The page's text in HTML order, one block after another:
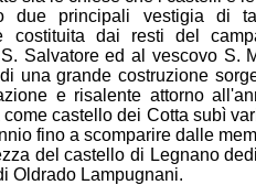
due principali vestigia di
costituita dai resti del
Salvatore ed al vescovo S.
una grande costruzione
e risalente attorno
castello dei Cotta subì
fino a scomparire dalle
del castello di Legnano
Oldrado Lampugnani.